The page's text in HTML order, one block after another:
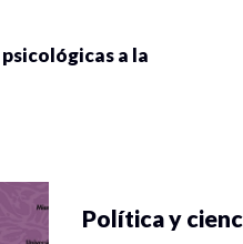
a la
Política y